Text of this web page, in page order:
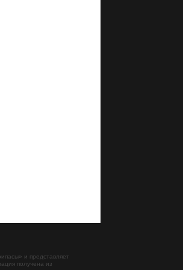
» и представляет
получена из